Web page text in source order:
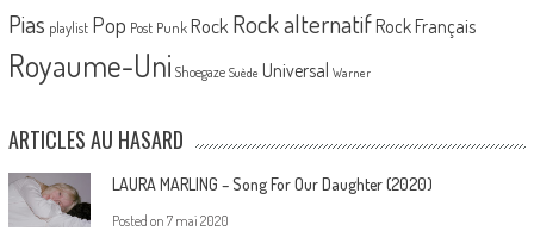
Pias playlist Pop Post Punk Rock Rock alternatif Rock Français
Royaume-Uni Shoegaze Suède Universal Warner
ARTICLES AU HASARD
LAURA MARLING – Song For Our Daughter (2020)
Posted on 7 mai 2020